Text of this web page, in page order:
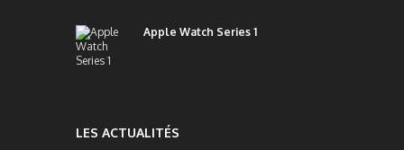
Apple Watch Series 1
LES ACTUALITÉS